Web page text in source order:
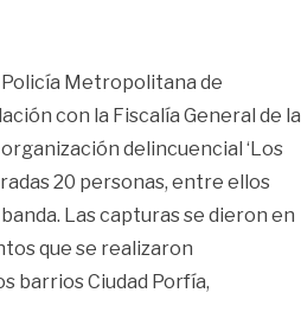
Policía Metropolitana de
con la Fiscalía General de la
delincuencial ‘Los
20 personas, entre ellos
Las capturas se dieron en
que se realizaron
barrios Ciudad Porfía,